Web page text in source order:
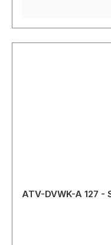
ATV-DVWK-A 127